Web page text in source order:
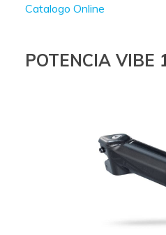
Catalogo Online
POTENCIA VIBE